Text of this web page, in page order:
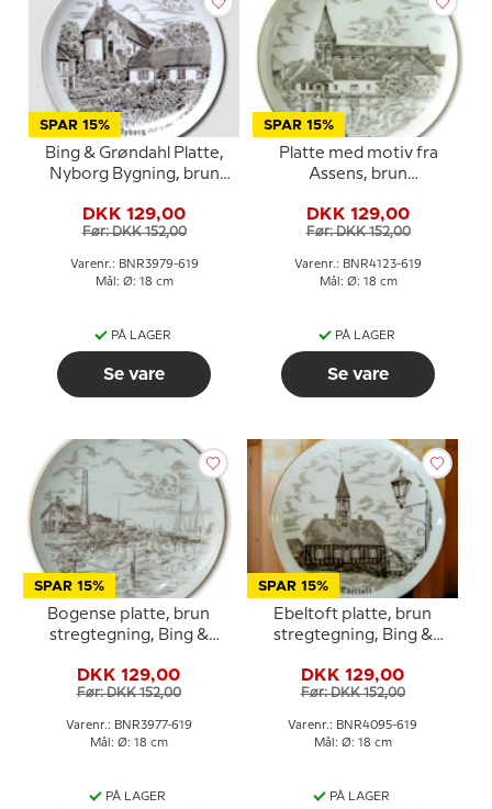
SPAR 15%
Bing & Grøndahl Platte,
Nyborg Bygning, brun
DKK 129,00
Før: DKK 152,00
Varenr.: BNR3979-619
Mål: Ø: 18 cm
PÅ LAGER
Se vare
SPAR 15%
Platte med motiv fra
Assens, brun
Grøndahl
DKK 129,00
Før: DKK 152,00
Varenr.: BNR4123-619
Mål: Ø: 18 cm
PÅ LAGER
Se vare
SPAR 15%
Bogense platte, brun
stregtegning, Bing &
DKK 129,00
Før: DKK 152,00
Varenr.: BNR3977-619
Mål: Ø: 18 cm
PÅ LAGER
SPAR 15%
Ebeltoft platte, brun
stregtegning, Bing &
DKK 129,00
Før: DKK 152,00
Varenr.: BNR4095-619
Mål: Ø: 18 cm
PÅ LAGER